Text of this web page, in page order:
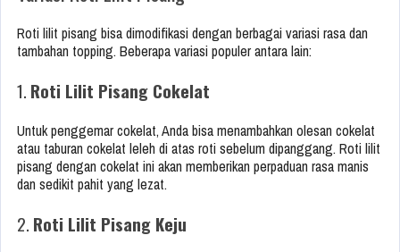
Roti lilit pisang bisa dimodifikasi dengan berbagai variasi rasa dan
tambahan topping. Beberapa variasi populer antara lain:
1. Roti Lilit Pisang Cokelat
Untuk penggemar cokelat, Anda bisa menambahkan olesan cokelat
atau taburan cokelat leleh di atas roti sebelum dipanggang. Roti lilit
pisang dengan cokelat ini akan memberikan perpaduan rasa manis
dan sedikit pahit yang lezat.
2. Roti Lilit Pisang Keju